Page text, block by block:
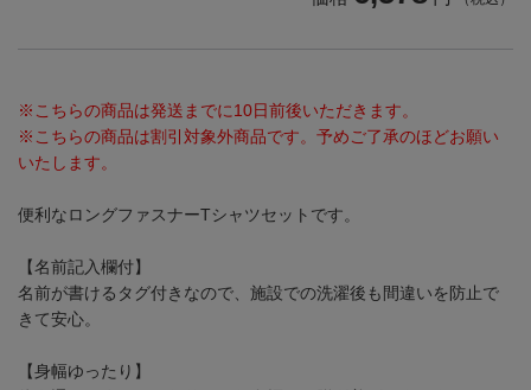
※こちらの商品は発送までに10日前後いただきます。
※こちらの商品は割引対象外商品です。予めご了承のほどお願い
いたします。
便利なロングファスナーTシャツセットです。
【名前記入欄付】
名前が書けるタグ付きなので、施設での洗濯後も間違いを防止で
きて安心。
【身幅ゆったり】